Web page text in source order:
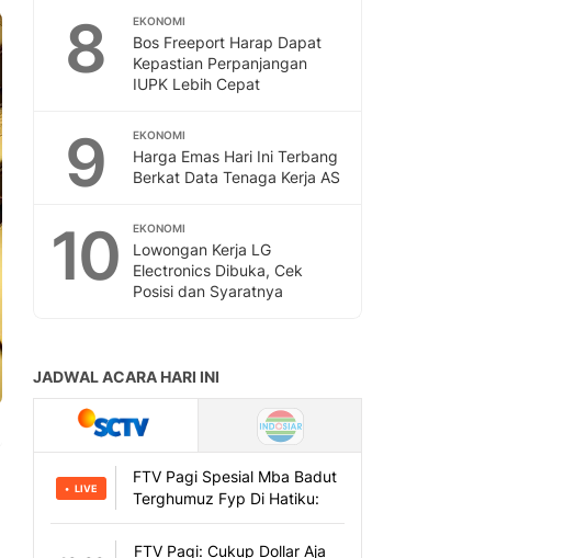
8 EKONOMI
Bos Freeport Harap Dapat
Kepastian Perpanjangan
IUPK Lebih Cepat
9 EKONOMI
Harga Emas Hari Ini Terbang
Berkat Data Tenaga Kerja AS
10 EKONOMI
Lowongan Kerja LG
Electronics Dibuka, Cek
Posisi dan Syaratnya